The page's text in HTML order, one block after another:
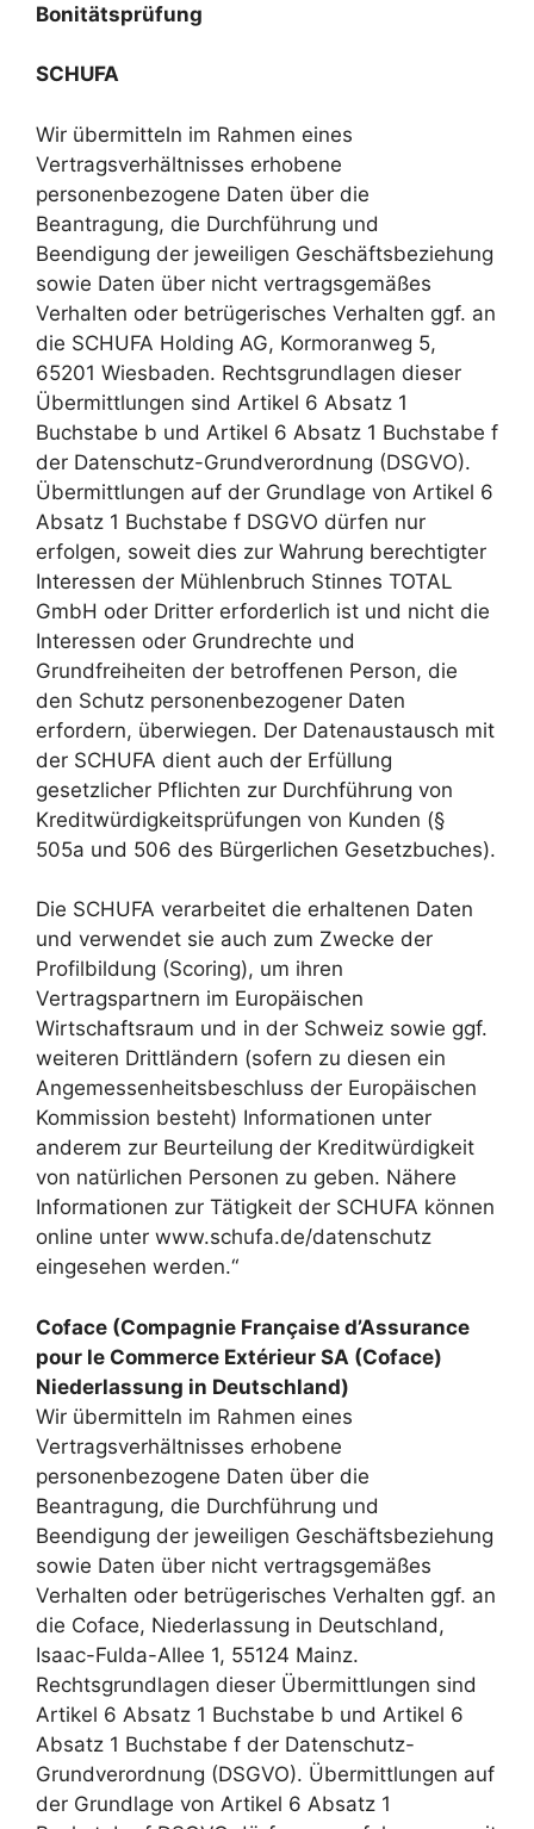
Bonitätsprüfung
SCHUFA
Wir übermitteln im Rahmen eines
Vertragsverhältnisses erhobene
personenbezogene Daten über die
Beantragung, die Durchführung und
Beendigung der jeweiligen Geschäftsbeziehung
sowie Daten über nicht vertragsgemäßes
Verhalten oder betrügerisches Verhalten ggf. an
die SCHUFA Holding AG, Kormoranweg 5,
65201 Wiesbaden. Rechtsgrundlagen dieser
Übermittlungen sind Artikel 6 Absatz 1
Buchstabe b und Artikel 6 Absatz 1 Buchstabe f
der Datenschutz-Grundverordnung (DSGVO).
Übermittlungen auf der Grundlage von Artikel 6
Absatz 1 Buchstabe f DSGVO dürfen nur
erfolgen, soweit dies zur Wahrung berechtigter
Interessen der Mühlenbruch Stinnes TOTAL
GmbH oder Dritter erforderlich ist und nicht die
Interessen oder Grundrechte und
Grundfreiheiten der betroffenen Person, die
den Schutz personenbezogener Daten
erfordern, überwiegen. Der Datenaustausch mit
der SCHUFA dient auch der Erfüllung
gesetzlicher Pflichten zur Durchführung von
Kreditwürdigkeitsprüfungen von Kunden (§
505a und 506 des Bürgerlichen Gesetzbuches).
Die SCHUFA verarbeitet die erhaltenen Daten
und verwendet sie auch zum Zwecke der
Profilbildung (Scoring), um ihren
Vertragspartnern im Europäischen
Wirtschaftsraum und in der Schweiz sowie ggf.
weiteren Drittländern (sofern zu diesen ein
Angemessenheitsbeschluss der Europäischen
Kommission besteht) Informationen unter
anderem zur Beurteilung der Kreditwürdigkeit
von natürlichen Personen zu geben. Nähere
Informationen zur Tätigkeit der SCHUFA können
online unter www.schufa.de/datenschutz
eingesehen werden.“
Coface (Compagnie Française d’Assurance
pour le Commerce Extérieur SA (Coface)
Niederlassung in Deutschland)
Wir übermitteln im Rahmen eines
Vertragsverhältnisses erhobene
personenbezogene Daten über die
Beantragung, die Durchführung und
Beendigung der jeweiligen Geschäftsbeziehung
sowie Daten über nicht vertragsgemäßes
Verhalten oder betrügerisches Verhalten ggf. an
die Coface, Niederlassung in Deutschland,
Isaac-Fulda-Allee 1, 55124 Mainz.
Rechtsgrundlagen dieser Übermittlungen sind
Artikel 6 Absatz 1 Buchstabe b und Artikel 6
Absatz 1 Buchstabe f der Datenschutz-
Grundverordnung (DSGVO). Übermittlungen auf
der Grundlage von Artikel 6 Absatz 1